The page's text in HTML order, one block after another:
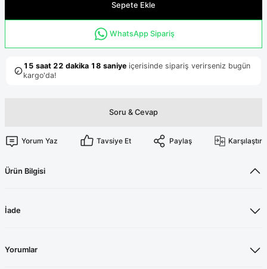
Sepete Ekle
WhatsApp Sipariş
Soru & Cevap
Yorum Yaz Tavsiye Et Paylaş Karşılaştır
Ürün Bilgisi
İade
Yorumlar